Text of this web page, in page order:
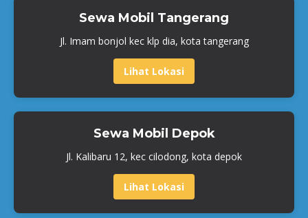
Sewa Mobil Tangerang
Jl. Imam bonjol kec klp dia, kota tangerang
Lihat Lokasi
Sewa Mobil Depok
Jl. Kalibaru 12, kec cilodong, kota depok
Lihat Lokasi